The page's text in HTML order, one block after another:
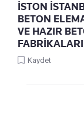
İSTON
BETON
VE HAZIR
FABRİKALARI
Kaydet